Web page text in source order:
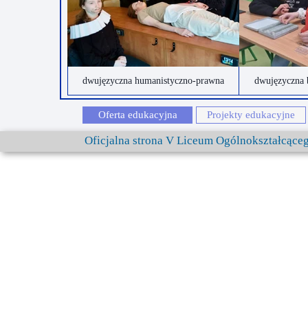
dwujęzyczna
dwujęzyczna humanistyczno-prawna
Projekty edukacyjne
Oferta edukacyjna
Oficjalna strona V Liceum